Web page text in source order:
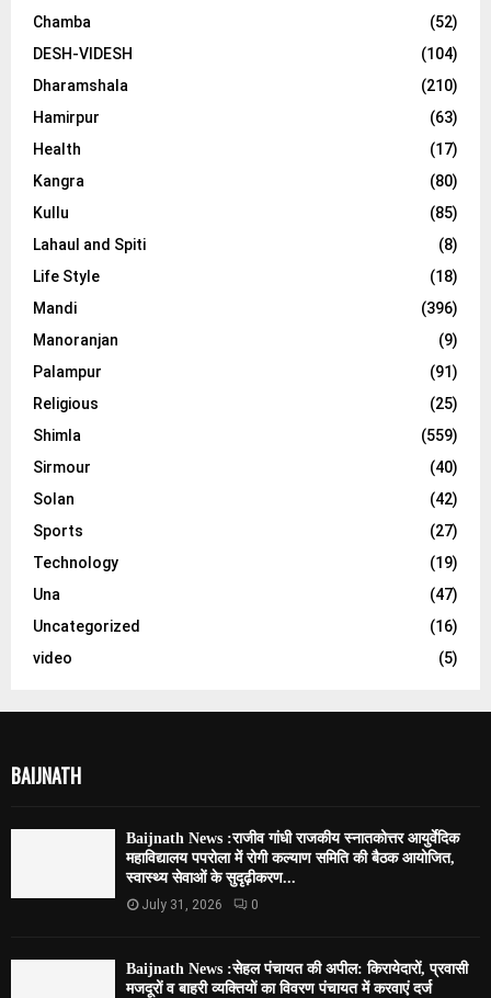
Chamba
(52)
DESH-VIDESH
(104)
Dharamshala
(210)
Hamirpur
(63)
Health
(17)
Kangra
(80)
Kullu
(85)
Lahaul and Spiti
(8)
Life Style
(18)
Mandi
(396)
Manoranjan
(9)
Palampur
(91)
Religious
(25)
Shimla
(559)
Sirmour
(40)
Solan
(42)
Sports
(27)
Technology
(19)
Una
(47)
Uncategorized
(16)
video
(5)
BAIJNATH
Baijnath News :राजीव गांधी राजकीय स्नातकोत्तर आयुर्वेदिक
महाविद्यालय पपरोला में रोगी कल्याण समिति की बैठक आयोजित,
स्वास्थ्य सेवाओं के सुदृढ़ीकरण...
July 31, 2026 0
Baijnath News :सेहल पंचायत की अपील: किरायेदारों, प्रवासी
मजदूरों व बाहरी व्यक्तियों का विवरण पंचायत में करवाएं दर्ज